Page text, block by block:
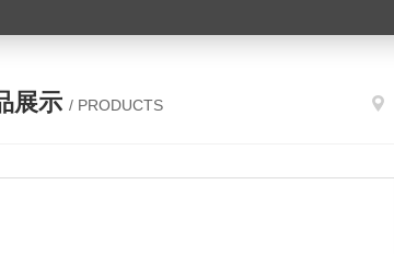
展示 / PRODUCTS